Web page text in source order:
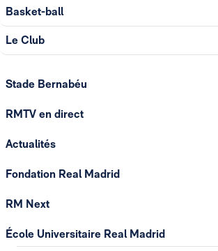
Basket-ball
Le Club
Stade Bernabéu
RMTV en direct
Actualités
Fondation Real Madrid
RM Next
École Universitaire Real Madrid